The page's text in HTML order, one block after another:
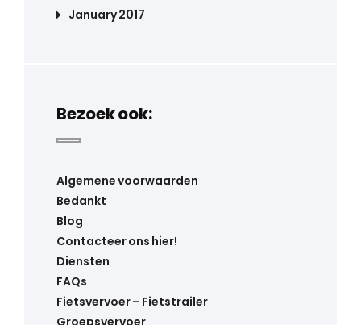
January 2017
Bezoek ook:
Algemene voorwaarden
Bedankt
Blog
Contacteer ons hier!
Diensten
FAQs
Fietsvervoer – Fietstrailer